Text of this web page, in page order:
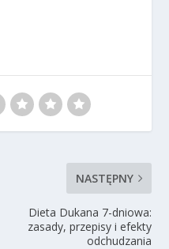
NASTĘPNY
Dieta Dukana 7-dniowa:
zasady, przepisy i efekty
odchudzania